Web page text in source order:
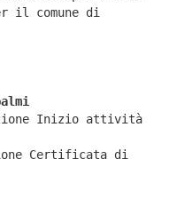
il comune di
Inizio attività
Certificata di